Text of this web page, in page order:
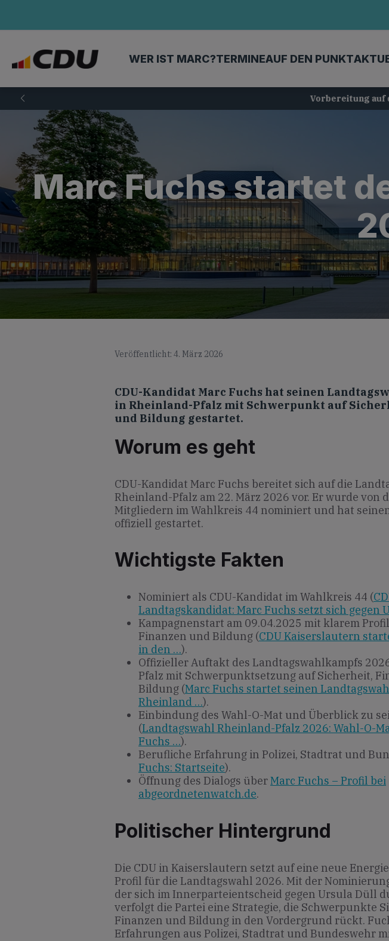
WER IST MARC?TERMINEAUF DEN PUNKT
Vorbereitung auf die
Marc Fuchs startet
Veröffentlicht: 4. März 2026
CDU-Kandidat Marc Fuchs hat seinen
in Rheinland-Pfalz mit Schwerpunkt auf
und Bildung gestartet.
Worum es geht
CDU-Kandidat Marc Fuchs bereitet sich auf die
Rheinland-Pfalz am 22. März 2026 vor. Er wurde von
Mitgliedern im Wahlkreis 44 nominiert und hat
offiziell gestartet.
Wichtigste Fakten
Nominiert als CDU-Kandidat im Wahlkreis 44 (
Landtagskandidat: Marc Fuchs setzt sich gegen
Kampagnenstart am 09.04.2025 mit klarem
Finanzen und Bildung (CDU Kaiserslautern
in den …).
Offizieller Auftakt des Landtagswahlkampfs
Pfalz mit Schwerpunktsetzung auf Sicherheit,
Bildung (Marc Fuchs startet seinen
Rheinland …).
Einbindung des Wahl-O-Mat und Überblick zu
(Landtagswahl Rheinland-Pfalz 2026: Wahl-O-
Fuchs …).
Berufliche Erfahrung in Polizei, Stadtrat und
Fuchs: Startseite).
Öffnung des Dialogs überMarc Fuchs – Profil bei
abgeordnetenwatch.de.
Politischer Hintergrund
Die CDU in Kaiserslautern setzt auf eine neue
Profil für die Landtagswahl 2026. Mit der
der sich im Innerparteientscheid gegen Ursula Düll
verfolgt die Partei eine Strategie, die Schwerpunkte
Finanzen und Bildung in den Vordergrund rückt.
Erfahrungen aus Polizei, Stadtrat und Bundeswehr